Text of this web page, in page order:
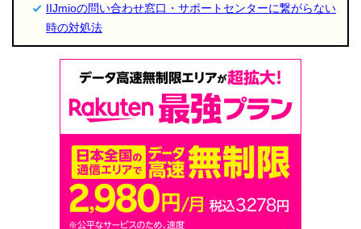
IIJmioの問い合わせ窓口・サポートセンターに繋がらない
時の対処法